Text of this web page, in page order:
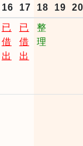
16
17
18
19
20
已
借
出
已
借
出
整
理